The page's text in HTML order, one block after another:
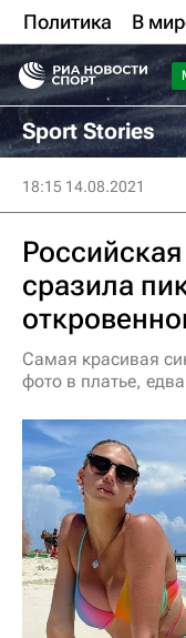
Политика В
Sport Stories
18:15 14.08.2021
сразила
Самая красивая
фото в платье,